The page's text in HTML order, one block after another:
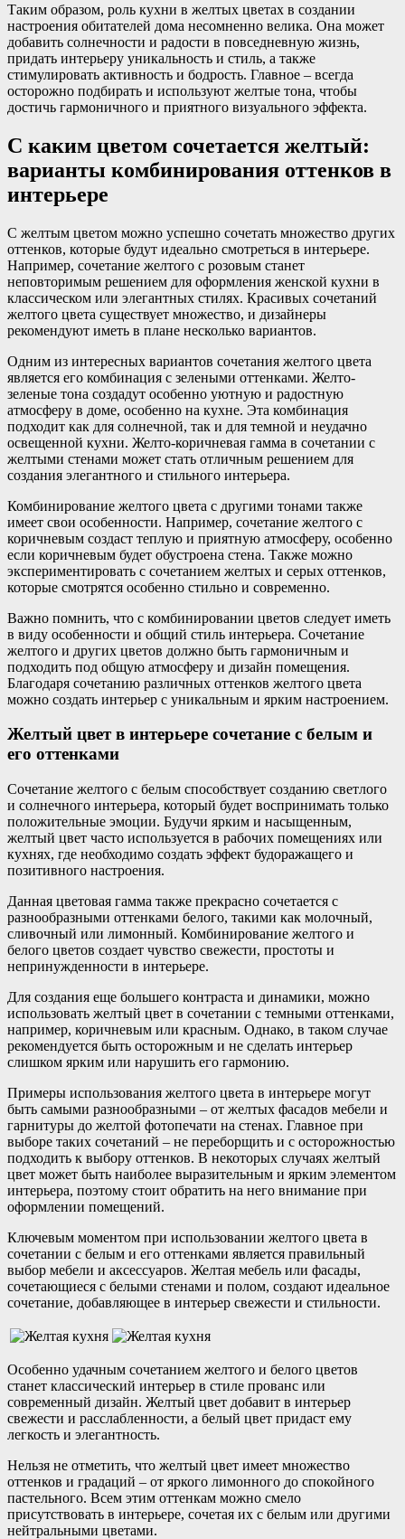
Таким образом, роль кухни в желтых цветах в создании
настроения обитателей дома несомненно велика. Она может
добавить солнечности и радости в повседневную жизнь,
придать интерьеру уникальность и стиль, а также
стимулировать активность и бодрость. Главное – всегда
осторожно подбирать и используют желтые тона, чтобы
достичь гармоничного и приятного визуального эффекта.
С каким цветом сочетается желтый:
варианты комбинирования оттенков в
интерьере
С желтым цветом можно успешно сочетать множество других
оттенков, которые будут идеально смотреться в интерьере.
Например, сочетание желтого с розовым станет
неповторимым решением для оформления женской кухни в
классическом или элегантных стилях. Красивых сочетаний
желтого цвета существует множество, и дизайнеры
рекомендуют иметь в плане несколько вариантов.
Одним из интересных вариантов сочетания желтого цвета
является его комбинация с зелеными оттенками. Желто-
зеленые тона создадут особенно уютную и радостную
атмосферу в доме, особенно на кухне. Эта комбинация
подходит как для солнечной, так и для темной и неудачно
освещенной кухни. Желто-коричневая гамма в сочетании с
желтыми стенами может стать отличным решением для
создания элегантного и стильного интерьера.
Комбинирование желтого цвета с другими тонами также
имеет свои особенности. Например, сочетание желтого с
коричневым создаст теплую и приятную атмосферу, особенно
если коричневым будет обустроена стена. Также можно
экспериментировать с сочетанием желтых и серых оттенков,
которые смотрятся особенно стильно и современно.
Важно помнить, что с комбинировании цветов следует иметь
в виду особенности и общий стиль интерьера. Сочетание
желтого и других цветов должно быть гармоничным и
подходить под общую атмосферу и дизайн помещения.
Благодаря сочетанию различных оттенков желтого цвета
можно создать интерьер с уникальным и ярким настроением.
Желтый цвет в интерьере сочетание с белым и
его оттенками
Сочетание желтого с белым способствует созданию светлого
и солнечного интерьера, который будет воспринимать только
положительные эмоции. Будучи ярким и насыщенным,
желтый цвет часто используется в рабочих помещениях или
кухнях, где необходимо создать эффект будоражащего и
позитивного настроения.
Данная цветовая гамма также прекрасно сочетается с
разнообразными оттенками белого, такими как молочный,
сливочный или лимонный. Комбинирование желтого и
белого цветов создает чувство свежести, простоты и
непринужденности в интерьере.
Для создания еще большего контраста и динамики, можно
использовать желтый цвет в сочетании с темными оттенками,
например, коричневым или красным. Однако, в таком случае
рекомендуется быть осторожным и не сделать интерьер
слишком ярким или нарушить его гармонию.
Примеры использования желтого цвета в интерьере могут
быть самыми разнообразными – от желтых фасадов мебели и
гарнитуры до желтой фотопечати на стенах. Главное при
выборе таких сочетаний – не переборщить и с осторожностью
подходить к выбору оттенков. В некоторых случаях желтый
цвет может быть наиболее выразительным и ярким элементом
интерьера, поэтому стоит обратить на него внимание при
оформлении помещений.
Ключевым моментом при использовании желтого цвета в
сочетании с белым и его оттенками является правильный
выбор мебели и аксессуаров. Желтая мебель или фасады,
сочетающиеся с белыми стенами и полом, создают идеальное
сочетание, добавляющее в интерьер свежести и стильности.
Особенно удачным сочетанием желтого и белого цветов
станет классический интерьер в стиле прованс или
современный дизайн. Желтый цвет добавит в интерьер
свежести и расслабленности, а белый цвет придаст ему
легкость и элегантность.
Нельзя не отметить, что желтый цвет имеет множество
оттенков и градаций – от яркого лимонного до спокойного
пастельного. Всем этим оттенкам можно смело
присутствовать в интерьере, сочетая их с белым или другими
нейтральными цветами.